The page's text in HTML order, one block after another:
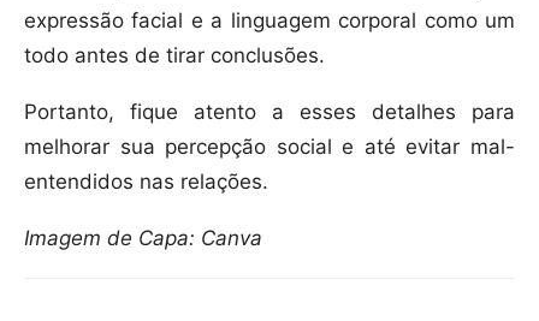
expressão facial e a linguagem corporal como um
todo antes de tirar conclusões.
Portanto, fique atento a esses detalhes para
melhorar sua percepção social e até evitar mal-
entendidos nas relações.
Imagem de Capa: Canva